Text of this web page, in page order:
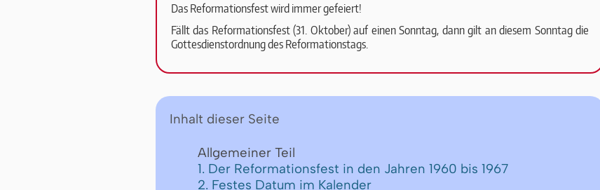
Das Reformationsfest wird immer gefeiert!
Fällt das Re­for­ma­ti­ons­fest (31. Oktober) auf einen Sonntag, dann gilt an diesem Sonntag die
Got­tes­dienstordnung des Reformationstags.
Inhalt dieser Seite
Allgemeiner Teil
1. Der Reformationsfest in den Jahren 1960 bis 1967
2. Festes Datum im Kalender